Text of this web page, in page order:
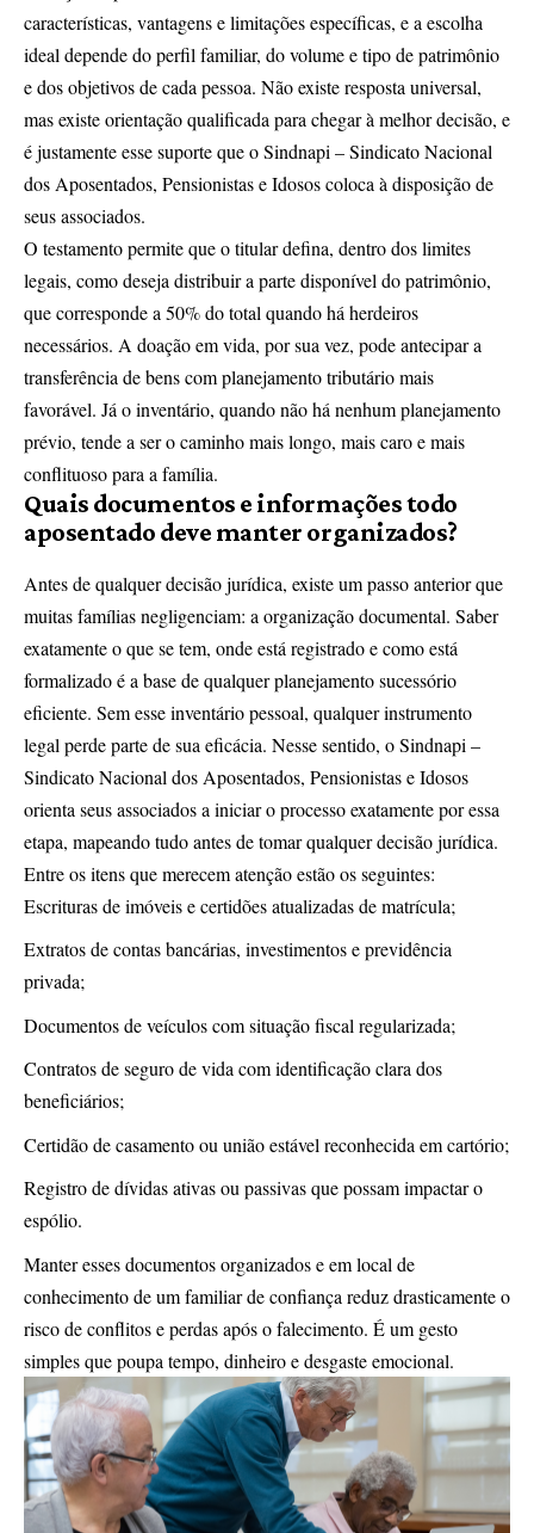
características, vantagens e limitações específicas, e a escolha
ideal depende do perfil familiar, do volume e tipo de patrimônio
e dos objetivos de cada pessoa. Não existe resposta universal,
mas existe orientação qualificada para chegar à melhor decisão, e
é justamente esse suporte que o Sindnapi – Sindicato Nacional
dos Aposentados, Pensionistas e Idosos coloca à disposição de
seus associados.
O testamento permite que o titular defina, dentro dos limites
legais, como deseja distribuir a parte disponível do patrimônio,
que corresponde a 50% do total quando há herdeiros
necessários. A doação em vida, por sua vez, pode antecipar a
transferência de bens com planejamento tributário mais
favorável. Já o inventário, quando não há nenhum planejamento
prévio, tende a ser o caminho mais longo, mais caro e mais
conflituoso para a família.
Quais documentos e informações todo
aposentado deve manter organizados?
Antes de qualquer decisão jurídica, existe um passo anterior que
muitas famílias negligenciam: a organização documental. Saber
exatamente o que se tem, onde está registrado e como está
formalizado é a base de qualquer planejamento sucessório
eficiente. Sem esse inventário pessoal, qualquer instrumento
legal perde parte de sua eficácia. Nesse sentido, o Sindnapi –
Sindicato Nacional dos Aposentados, Pensionistas e Idosos
orienta seus associados a iniciar o processo exatamente por essa
etapa, mapeando tudo antes de tomar qualquer decisão jurídica.
Entre os itens que merecem atenção estão os seguintes:
Escrituras de imóveis e certidões atualizadas de matrícula;
Extratos de contas bancárias, investimentos e previdência
privada;
Documentos de veículos com situação fiscal regularizada;
Contratos de seguro de vida com identificação clara dos
beneficiários;
Certidão de casamento ou união estável reconhecida em cartório;
Registro de dívidas ativas ou passivas que possam impactar o
espólio.
Manter esses documentos organizados e em local de
conhecimento de um familiar de confiança reduz drasticamente o
risco de conflitos e perdas após o falecimento. É um gesto
simples que poupa tempo, dinheiro e desgaste emocional.